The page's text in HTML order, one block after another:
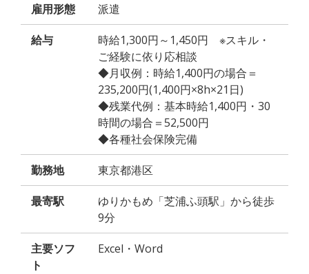
雇用形態 派遣
給与
時給1,300円～1,450円 ※スキル・
ご経験に依り応相談
◆月収例：時給1,400円の場合＝
235,200円(1,400円×8h×21日)
◆残業代例：基本時給1,400円・30
時間の場合＝52,500円
◆各種社会保険完備
勤務地 東京都港区
最寄駅
ゆりかもめ「芝浦ふ頭駅」から徒歩
9分
主要ソフ
ト
Excel・Word